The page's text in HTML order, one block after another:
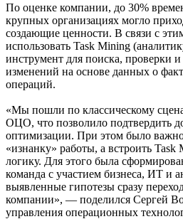
По оценке компании, до 30%
крупных организациях могло
создающие ценности. В связи с
использовать Task Mining
инструмент для поиска, проверки
изменений на основе данных о
операций.
«Мы пошли по классическому
ОЦО, что позволило подтвердить
оптимизации. При этом было
«изнанку» работы, а встроить
логику. Для этого была
команда с участием бизнеса, ИТ и
выявленные гипотезы сразу
компании», — поделился Сергей
управления операционных